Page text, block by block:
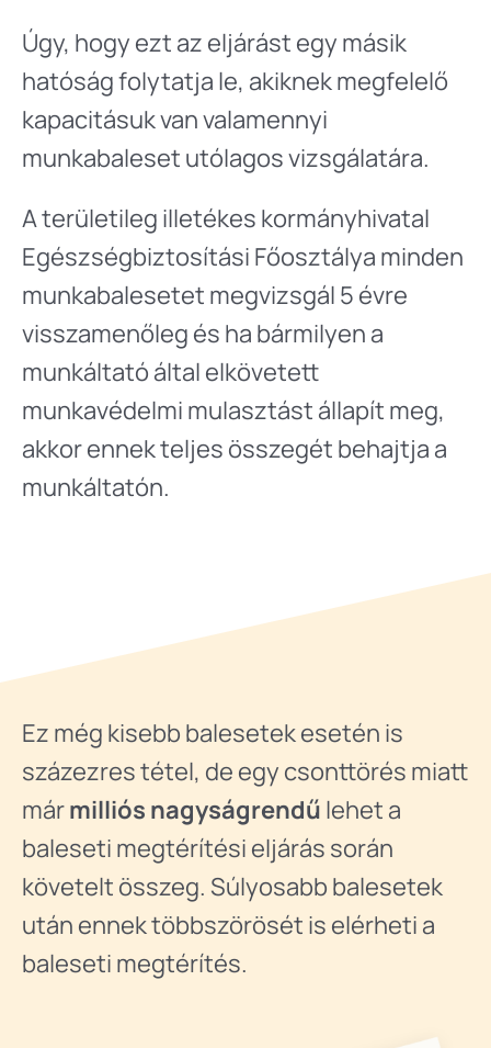
Úgy, hogy ezt az eljárást egy másik
hatóság folytatja le, akiknek megfelelő
kapacitásuk van valamennyi
munkabaleset utólagos vizsgálatára.
A területileg illetékes kormányhivatal
Egészségbiztosítási Főosztálya minden
munkabalesetet megvizsgál 5 évre
visszamenőleg és ha bármilyen a
munkáltató által elkövetett
munkavédelmi mulasztást állapít meg,
akkor ennek teljes összegét behajtja a
munkáltatón.
Ez még kisebb balesetek esetén is
százezres tétel, de egy csonttörés miatt
mármilliós nagyságrendű lehet a
baleseti megtérítési eljárás során
követelt összeg. Súlyosabb balesetek
után ennek többszörösét is elérheti a
baleseti megtérítés.